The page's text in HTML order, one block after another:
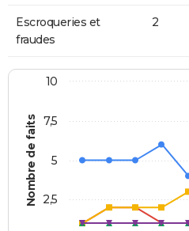
Escroqueries et
fraudes
2
Nombre de faits 2,5
5
7,5
10